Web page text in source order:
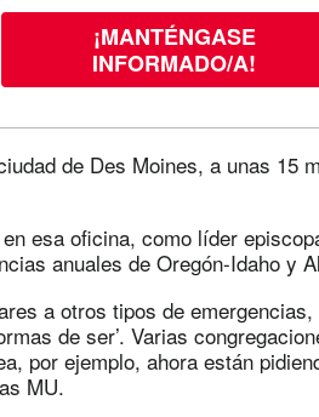
¡MANTÉNGASE
INFORMADO/A!
de Des Moines, a unas 15
esa oficina, como líder
anuales de Oregón-Idaho y
a otros tipos de emergencias,
de ser’. Varias
por ejemplo, ahora están
MU.